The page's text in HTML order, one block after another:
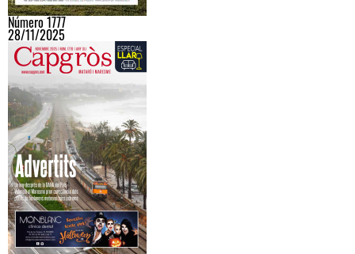
Número 1777
28/11/2025